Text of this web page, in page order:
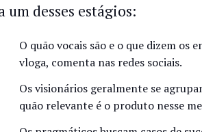
um desses estágios:
O quão vocais são e o que dizem os
vloga, comenta nas redes sociais.
Os visionários geralmente se
quão relevante é o produto nesse